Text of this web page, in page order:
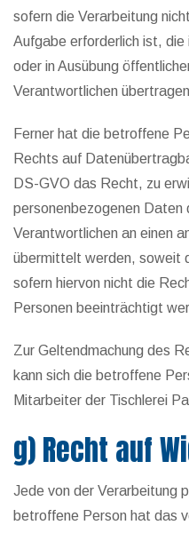
sofern die Verarbeitung
Aufgabe erforderlich ist,
oder in Ausübung
Verantwortlichen
Ferner hat die betroffene
Rechts auf
DS-GVO das Recht, zu
personenbezogenen Daten
Verantwortlichen an einen
übermittelt werden, soweit
sofern hiervon nicht die
Personen beeinträchtigt
Zur Geltendmachung des
kann sich die betroffene
Mitarbeiter der Tischlerei
g) Recht auf
Jede von der Verarbeitung
betroffene Person hat das